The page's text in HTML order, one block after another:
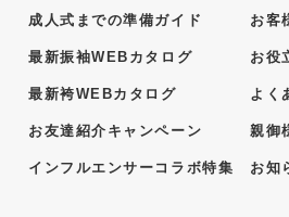
成人式までの準備ガイド
最新振袖WEBカタログ
最新袴WEBカタログ
お友達紹介キャンペーン
インフルエンサーコラボ特集
お客
お役
よく
親御
お知